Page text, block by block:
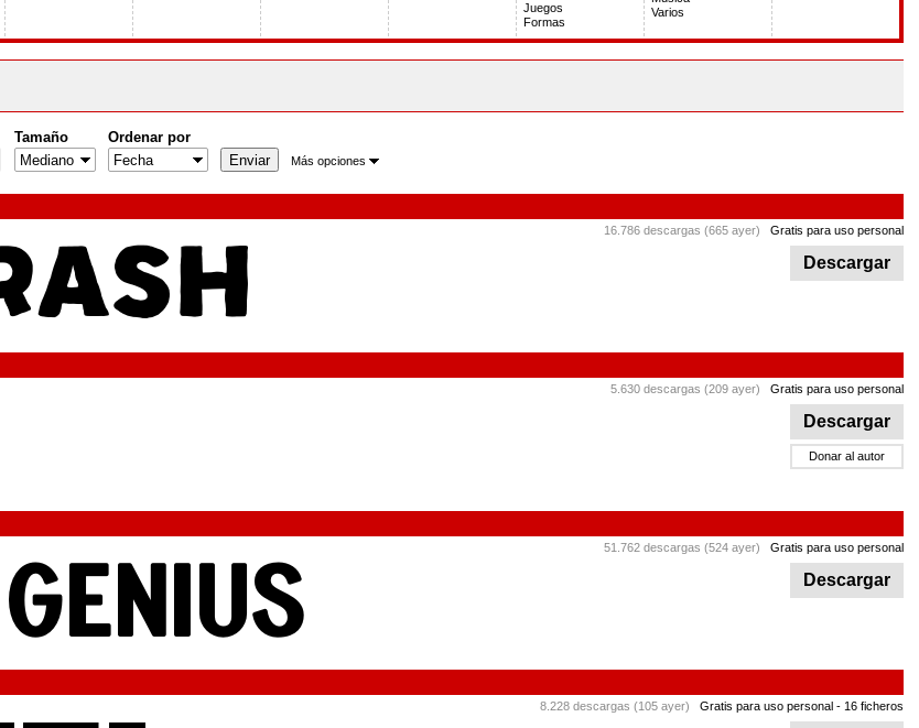
Juegos
Formas
Varios
Tamaño Ordenar por
Más opciones
16.786 descargas (665 ayer) Gratis para uso personal
Descargar
5.630 descargas (209 ayer) Gratis para uso personal
Descargar
Donar al autor
51.762 descargas (524 ayer) Gratis para uso personal
Descargar
8.228 descargas (105 ayer) Gratis para uso personal - 16 ficheros